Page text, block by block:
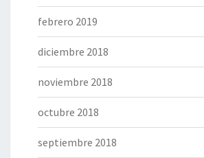
febrero 2019
diciembre 2018
noviembre 2018
octubre 2018
septiembre 2018